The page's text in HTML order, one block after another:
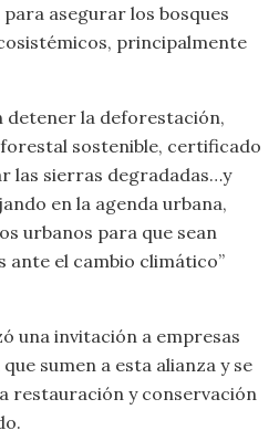
asegurar los bosques
principalmente
detener la deforestación,
sostenible, certificado
las sierras degradadas…y
en la agenda urbana,
urbanos para que sean
ante el cambio climático”
una invitación a empresas
sumen a esta alianza y se
restauración y conservación